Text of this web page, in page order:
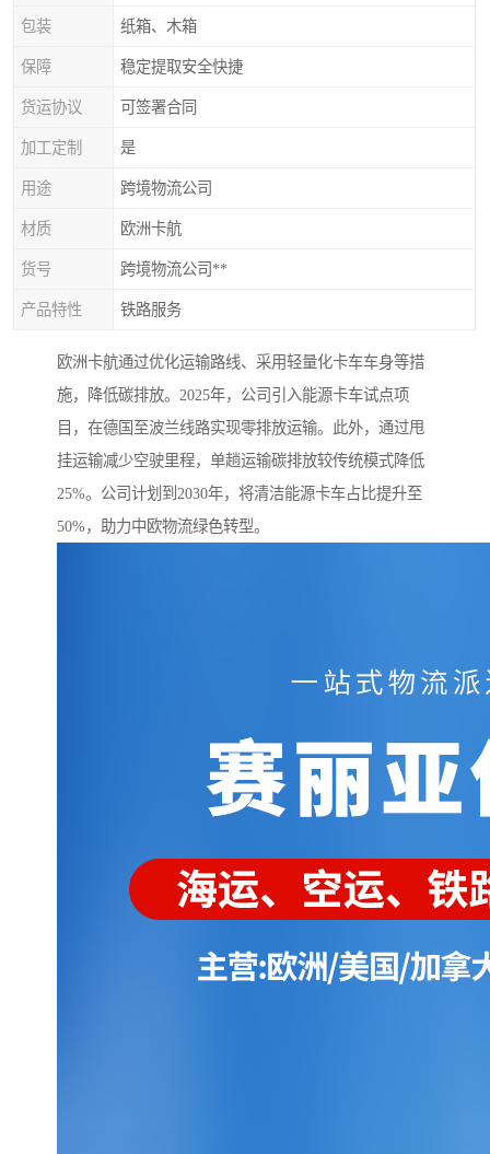
包装 纸箱、木箱
保障 稳定提取安全快捷
货运协议 可签署合同
加工定制 是
用途 跨境物流公司
材质 欧洲卡航
货号 跨境物流公司**
产品特性 铁路服务
欧洲卡航通过优化运输路线、采用轻量化卡车车身等措
施，降低碳排放。2025年，公司引入能源卡车试点项
目，在德国至波兰线路实现零排放运输。此外，通过甩
挂运输减少空驶里程，单趟运输碳排放较传统模式降低
25%。公司计划到2030年，将清洁能源卡车占比提升至
50%，助力中欧物流绿色转型。